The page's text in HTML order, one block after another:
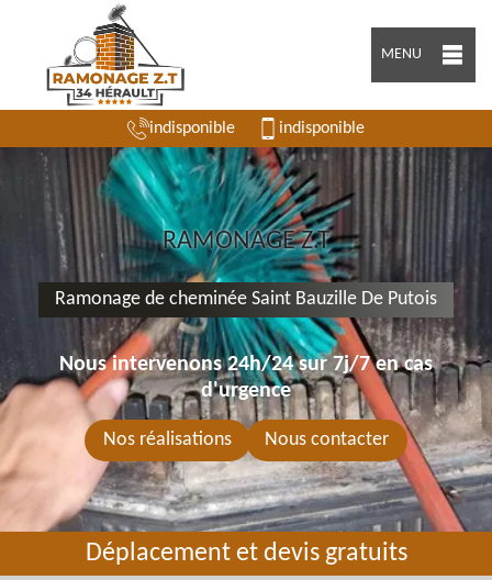
MENU
indisponible indisponible
RAMONAGE Z.T
Ramonage de cheminée Saint Bauzille De Putois
Nous intervenons 24h/24 sur 7j/7 en cas
d'urgence
Nos réalisations Nous contacter
Déplacement et devis gratuits